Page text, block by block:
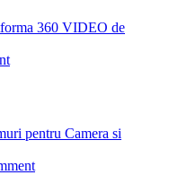
360 VIDEO de
pentru Camera si